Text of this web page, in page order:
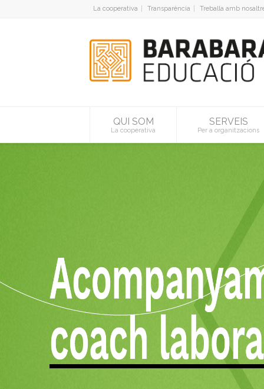
La cooperativa Transparència Treballa amb
QUI SOM
La cooperativa
SERVEIS
Per a organitzacions